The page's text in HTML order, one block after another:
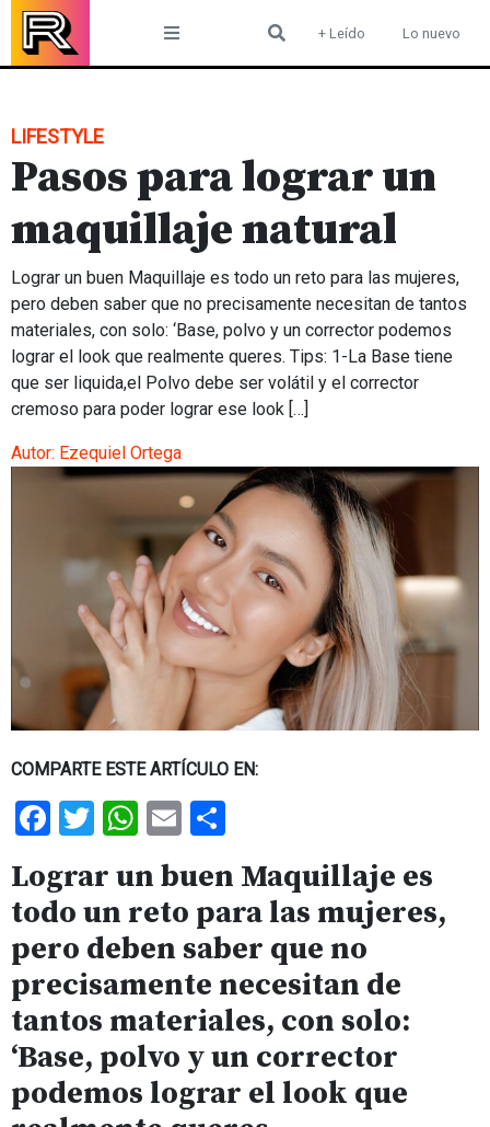
Skip
content
+ Leído Lo nuevo
LIFESTYLE
Pasos para lograr un
maquillaje natural
Lograr un buen Maquillaje es todo un reto para las mujeres,
pero deben saber que no precisamente necesitan de tantos
materiales, con solo: ‘Base, polvo y un corrector podemos
lograr el look que realmente queres. Tips: 1-La Base tiene
que ser liquida,el Polvo debe ser volátil y el corrector
cremoso para poder lograr ese look […]
Autor: Ezequiel Ortega
COMPARTE ESTE ARTÍCULO EN:
Facebook
Twitter
WhatsApp
Email
Lograr un buen Maquillaje es
todo un reto para las mujeres,
pero deben saber que no
precisamente necesitan de
tantos materiales, con solo:
‘Base, polvo y un corrector
podemos lograr el look que